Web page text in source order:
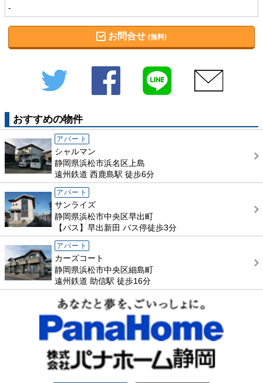
-
お問合せ (無料)
Twitter Facebook
おすすめの物件
アパート
シャルマン
静岡県浜松市浜名区上島
遠州鉄道 西鹿島駅 徒歩6分
アパート
サンライズ
静岡県浜松市中央区早出町
【バス】早出新田 バス停徒歩3分
アパート
カーズコート
静岡県浜松市中央区細島町
遠州鉄道 助信駅 徒歩16分